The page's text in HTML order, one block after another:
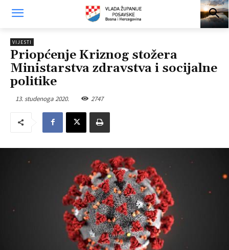
VIJESTI
Priopćenje Kriznog stožera
Ministarstva zdravstva i socijalne
politike
13. studenoga 2020. 2747